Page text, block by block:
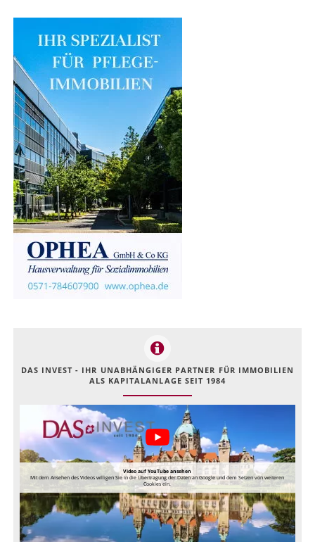
DAS INVEST - IHR UNABHÄNGIGER PARTNER FÜR IMMOBILIEN
ALS KAPITALANLAGE SEIT 1984
Video auf YouTube ansehen
Mit dem Ansehen des Videos willigen Sie in die Übertragung der Daten an Google und dem Setzen von weiteren
Cookies ein.